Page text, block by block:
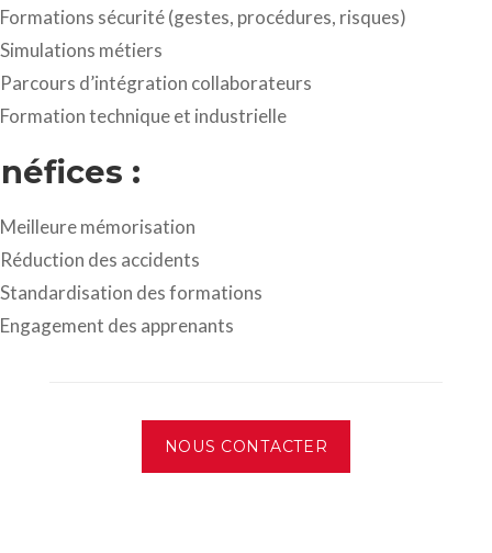
Formations sécurité (gestes, procédures, risques)
Simulations métiers
Parcours d’intégration collaborateurs
Formation technique et industrielle
:
Meilleure mémorisation
Réduction des accidents
Standardisation des formations
Engagement des apprenants
NOUS CONTACTER